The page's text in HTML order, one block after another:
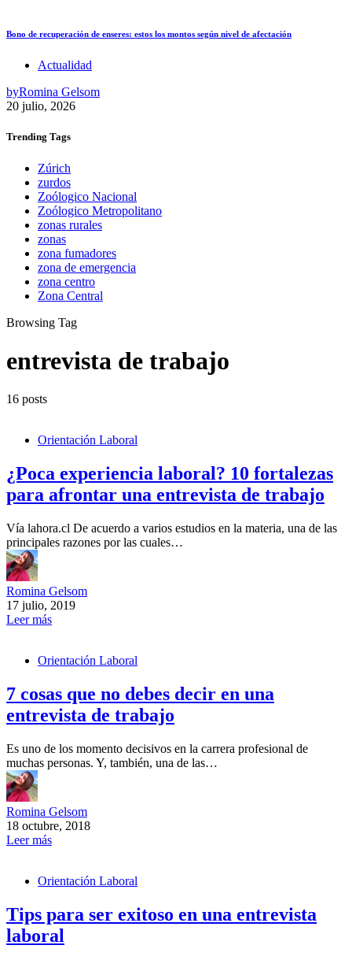
Bono de recuperación de enseres: estos los montos según nivel de afectación
Actualidad
byRomina Gelsom
20 julio, 2026
Trending Tags
Zúrich
zurdos
Zoólogico Nacional
Zoólogico Metropolitano
zonas rurales
zonas
zona fumadores
zona de emergencia
zona centro
Zona Central
Browsing Tag
entrevista de trabajo
16 posts
Orientación Laboral
¿Poca experiencia laboral? 10 fortalezas
para afrontar una entrevista de trabajo
Vía lahora.cl De acuerdo a varios estudios en la materia, una de las
principales razones por las cuales…
Romina Gelsom
17 julio, 2019
Leer más
Orientación Laboral
7 cosas que no debes decir en una
entrevista de trabajo
Es uno de los momento decisivos en la carrera profesional de
muchas personas. Y, también, una de las…
Romina Gelsom
18 octubre, 2018
Leer más
Orientación Laboral
Tips para ser exitoso en una entrevista
laboral